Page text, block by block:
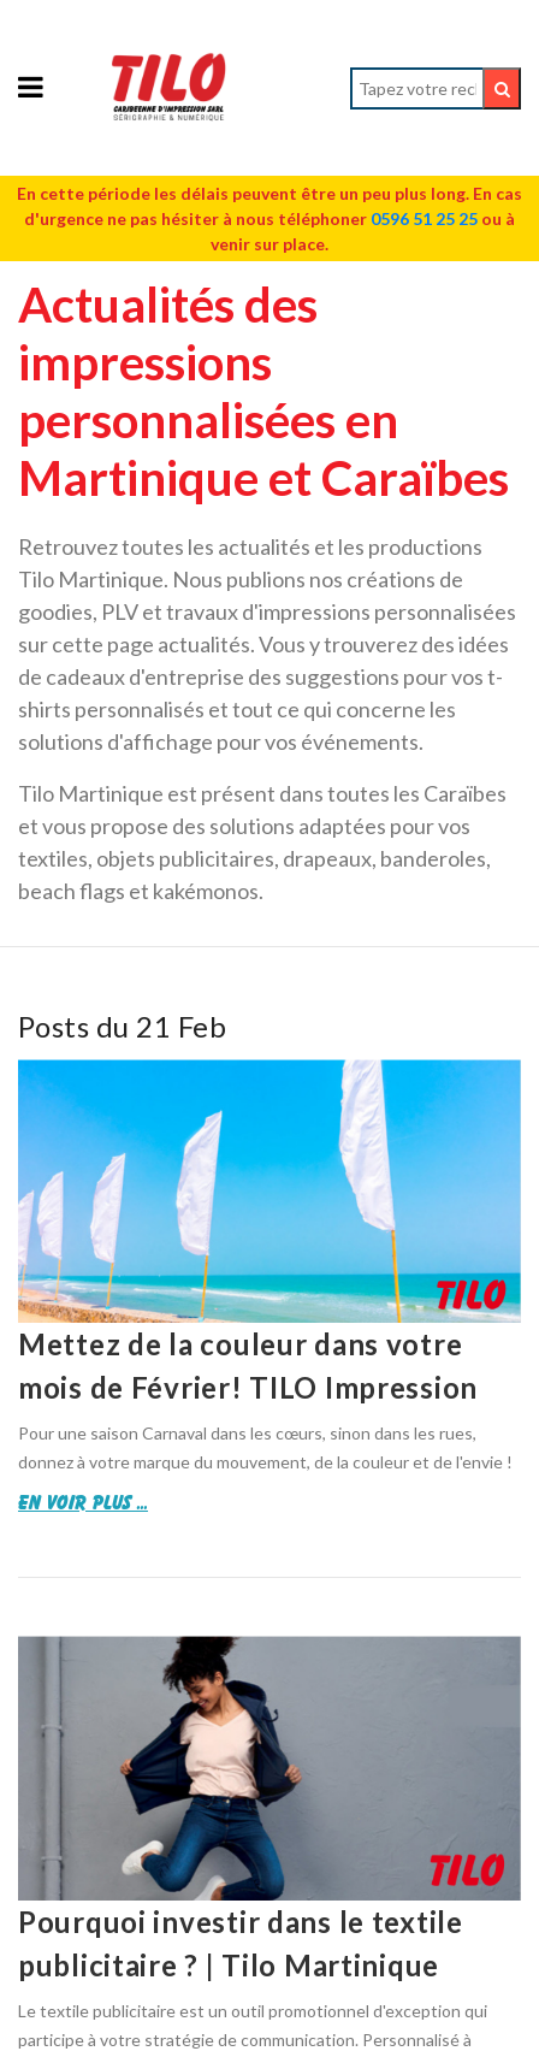
En cette période les délais peuvent être un peu plus long. En cas
d'urgence ne pas hésiter à nous téléphoner 0596 51 25 25 ou à
venir sur place.
Actualités des
impressions
personnalisées en
Martinique et Caraïbes
Retrouvez toutes les actualités et les productions
Tilo Martinique. Nous publions nos créations de
goodies, PLV et travaux d'impressions personnalisées
sur cette page actualités. Vous y trouverez des idées
de cadeaux d'entreprise des suggestions pour vos t-
shirts personnalisés et tout ce qui concerne les
solutions d'affichage pour vos événements.
Tilo Martinique est présent dans toutes les Caraïbes
et vous propose des solutions adaptées pour vos
textiles, objets publicitaires, drapeaux, banderoles,
beach flags et kakémonos.
Posts du 21 Feb
Mettez de la couleur dans votre
mois de Février! TILO Impression
Pour une saison Carnaval dans les cœurs, sinon dans les rues,
donnez à votre marque du mouvement, de la couleur et de l'envie !
en voir plus ...
Pourquoi investir dans le textile
publicitaire ? | Tilo Martinique
Le textile publicitaire est un outil promotionnel d'exception qui
participe à votre stratégie de communication. Personnalisé à